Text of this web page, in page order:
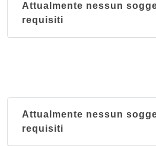
Attualmente nessun
requisiti
Attualmente nessun
requisiti